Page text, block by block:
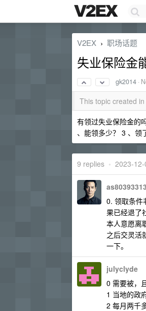
V2EX › 职场话题
失业保险金
gk2014 ·
This topic created
有领过失业保险金的
、能领多少？ 3 、领
9 replies • 2023-
as80393313
0. 领取条件
果已经退了
本人意愿离
之后交灵活
一下。
julyclyde
0 需要被，
1 当地的政
2 每月两千